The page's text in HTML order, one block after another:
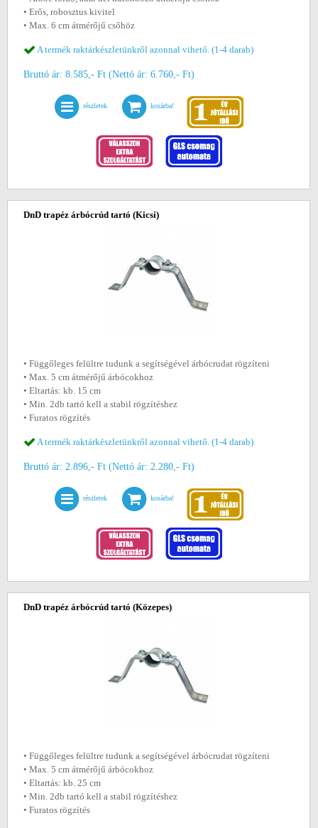
• Erős, robosztus kivitel
• Max. 6 cm átmérőjű csőhöz
A termék raktárkészletünkről azonnal vihető. (1-4 darab)
Bruttó ár: 8.585,- Ft (Nettó ár: 6.760,- Ft)
részletek kosárba!
DnD trapéz árbócrúd tartó (Kicsi)
• Függőleges felültre tudunk a segítségével árbócrudat rögzíteni
• Max. 5 cm átmérőjű árbócokhoz
• Eltartás: kb. 15 cm
• Min. 2db tartó kell a stabil rögzítéshez
• Furatos rögzítés
A termék raktárkészletünkről azonnal vihető. (1-4 darab)
Bruttó ár: 2.896,- Ft (Nettó ár: 2.280,- Ft)
részletek kosárba!
DnD trapéz árbócrúd tartó (Közepes)
• Függőleges felültre tudunk a segítségével árbócrudat rögzíteni
• Max. 5 cm átmérőjű árbócokhoz
• Eltartás: kb. 25 cm
• Min. 2db tartó kell a stabil rögzítéshez
• Furatos rögzítés